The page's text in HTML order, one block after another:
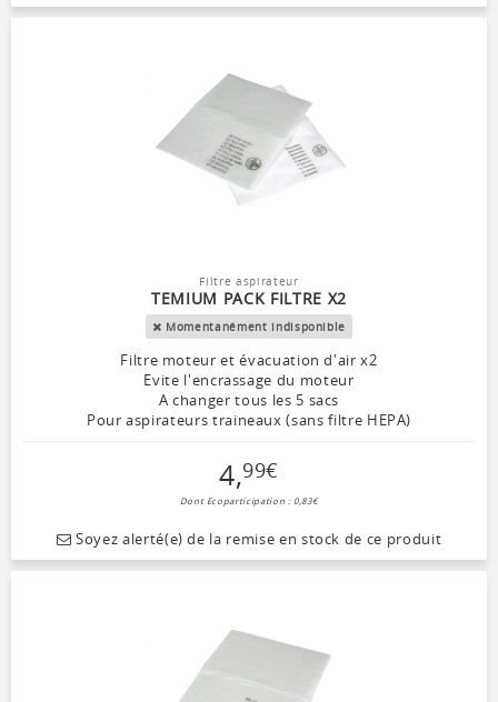
Filtre aspirateur
TEMIUM PACK FILTRE X2
Momentanément indisponible
Filtre moteur et évacuation d'air x2
Evite l'encrassage du moteur
A changer tous les 5 sacs
Pour aspirateurs traineaux (sans filtre HEPA)
4,99€
Dont Ecoparticipation : 0,83€
Soyez alerté(e) de la remise en stock de ce produit